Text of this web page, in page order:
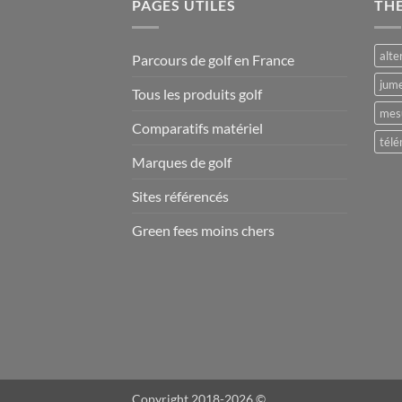
PAGES UTILES
Parcours de golf en France
Tous les produits golf
Comparatifs matériel
Marques de golf
Sites référencés
Green fees moins chers